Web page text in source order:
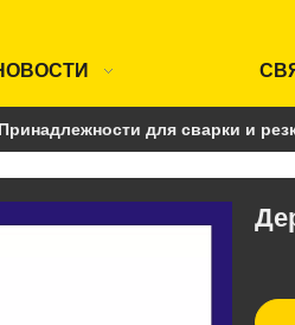
Принадлежности для сварки и